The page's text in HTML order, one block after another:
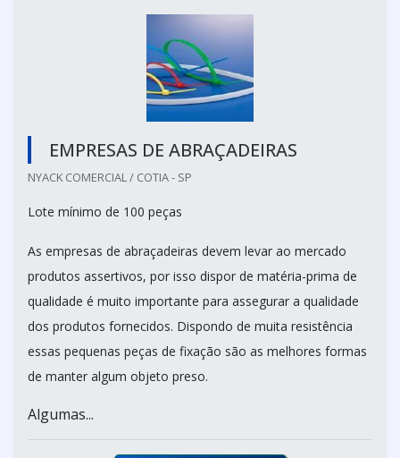
EMPRESAS DE ABRAÇADEIRAS
NYACK COMERCIAL / COTIA - SP
Lote mínimo de 100 peças
As empresas de abraçadeiras devem levar ao mercado
produtos assertivos, por isso dispor de matéria-prima de
qualidade é muito importante para assegurar a qualidade
dos produtos fornecidos. Dispondo de muita resistência
essas pequenas peças de fixação são as melhores formas
de manter algum objeto preso.
Algumas...